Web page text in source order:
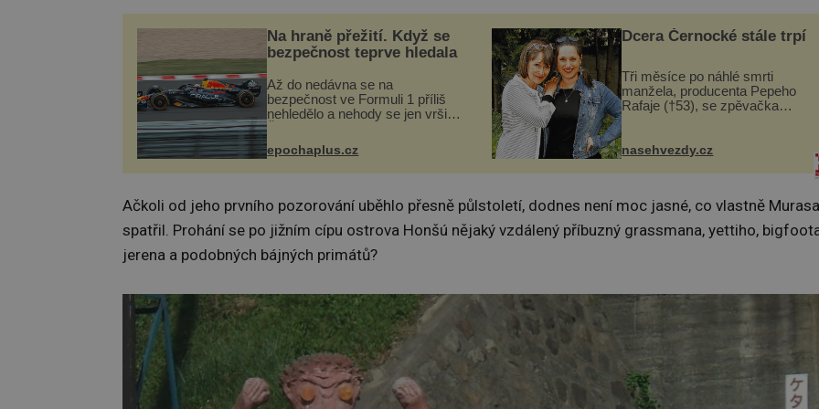
Na hraně přežití. Když se
bezpečnost teprve hledala
Až do nedávna se na
bezpečnost ve Formuli 1 příliš
nehledělo a nehody se jen vršily.
kůži, často s trvalými následky
nebo bohužel i ztrátou života.
Dnes nepochopiteln...
epochaplus.cz
Dcera Černocké stále trpí
Tři měsíce po náhlé smrti
manžela, producenta Pepeho
Rafaje (†53), se zpěvačka
ozvala veřejnosti. Na sociální
nasehvezdy.cz
Ačkoli od jeho prvního pozorování uběhlo přesně půlstoletí, dodnes není moc jasné, co vlastně
spatřil. Prohání se po jižním cípu ostrova Honšú nějaký vzdálený příbuzný grassmana, yettiho,
jerena a podobných bájných primátů?